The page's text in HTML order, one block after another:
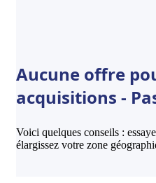
Aucune offre
acquisitions -
Voici quelques conseils :
élargissez votre zone